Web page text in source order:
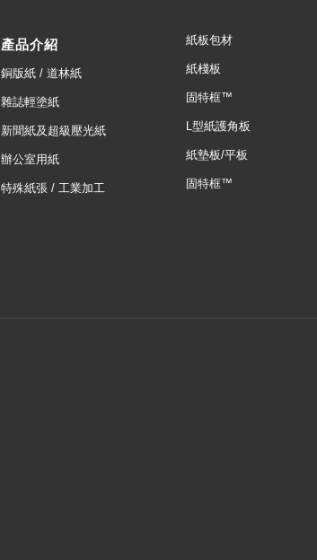
產品介紹
銅版紙 / 道林紙
雜誌輕塗紙
新聞紙及超級壓光紙
辦公室用紙
特殊紙張 / 工業加工
紙板包材
紙棧板
固特框™
L型紙護角板
紙墊板/平板
固特框™